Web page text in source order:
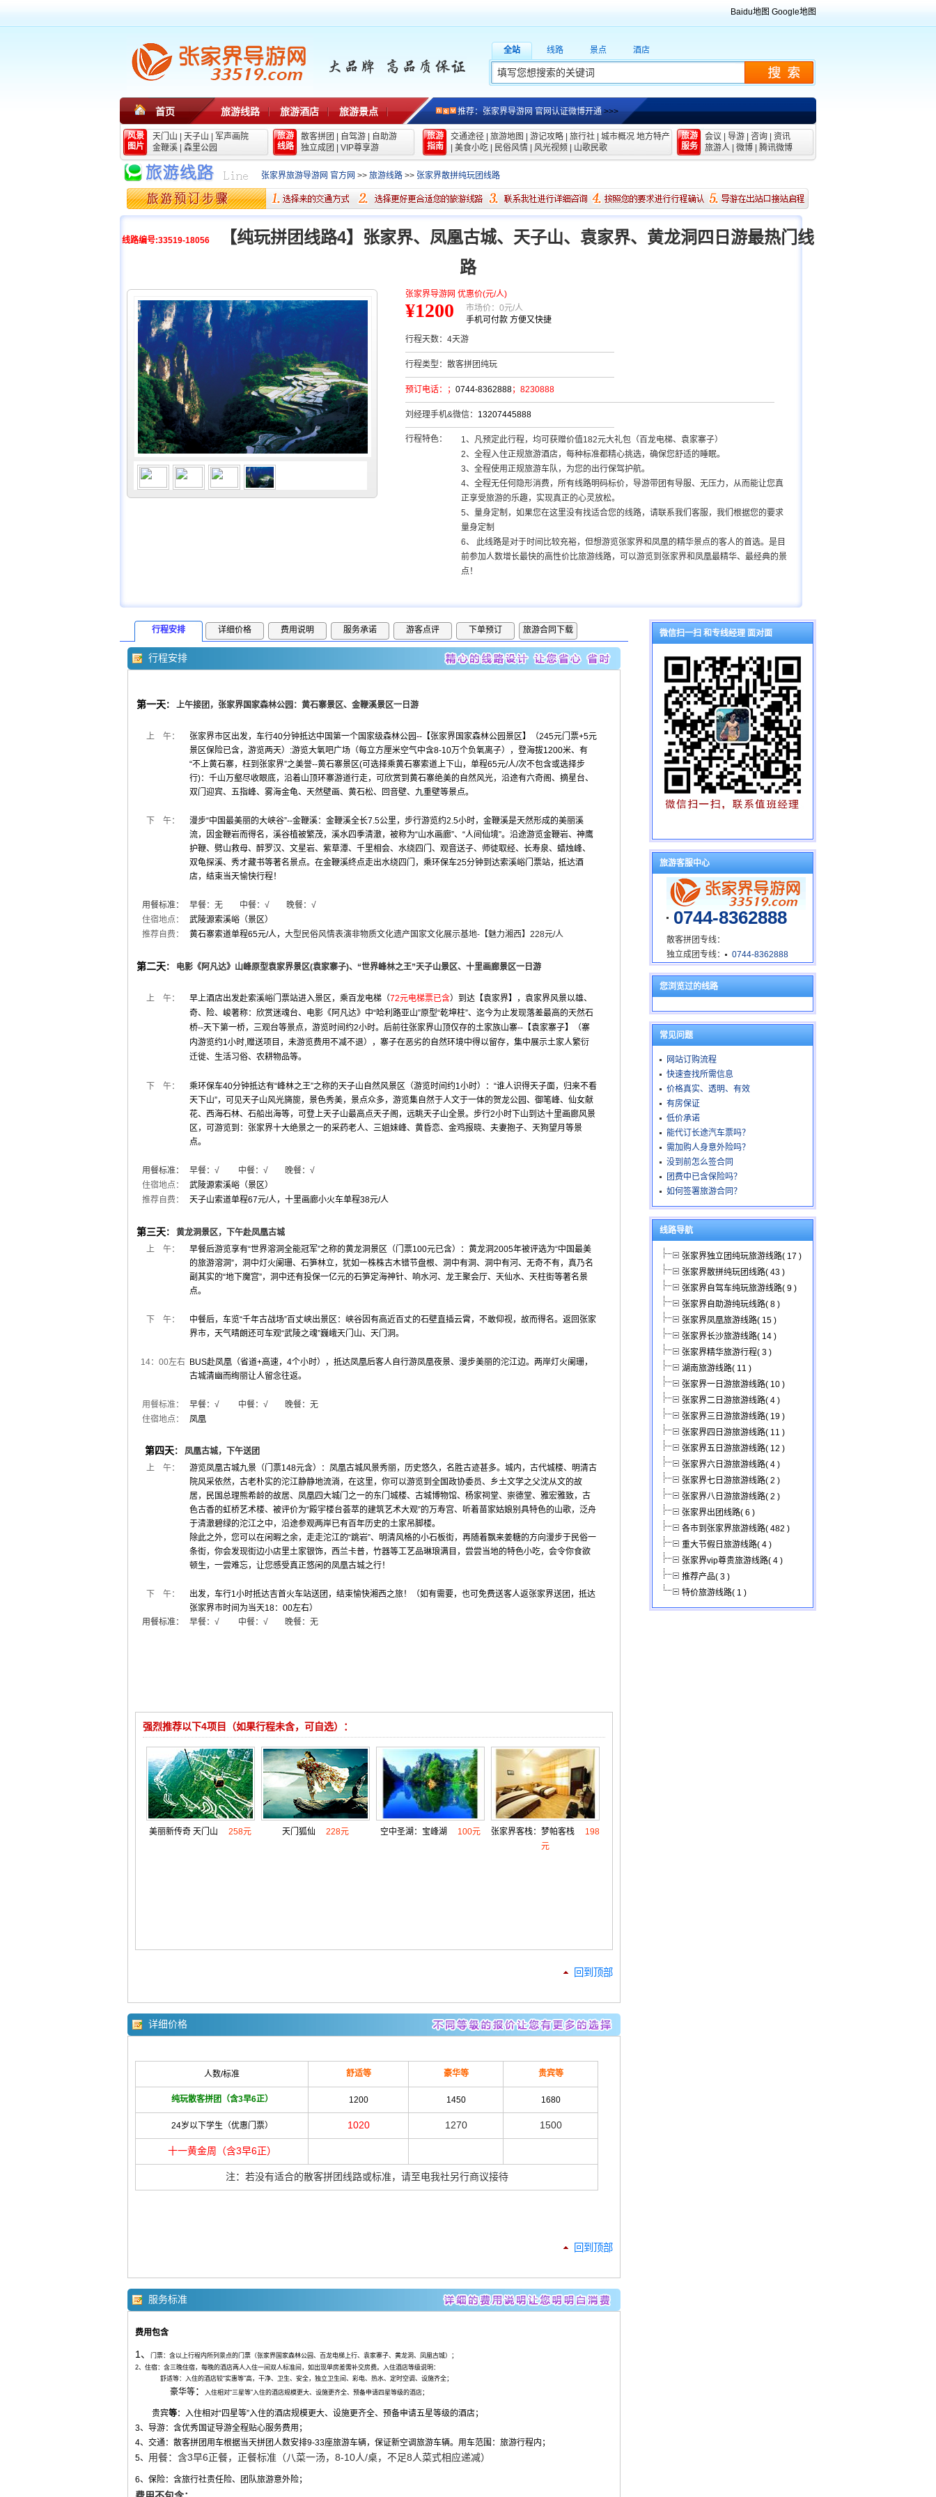
Baidu地图 Google地图
全站 线路 景点 酒店
首页 旅游线路 旅游酒店 旅游景点 推荐：张家界导游网 官网认证微博开通>>>
风景
图片
天门山 天子山
军声画院
金鞭溪
森里公园
旅游
线路
散客拼团 自驾游
自助游
独立成团
VIP尊享游
旅游
指南
交通途径 旅游地图 游记攻略 旅行社 城市概况 地方特产
美食小吃 民俗风情 风光视频 山歌民歌
旅游
服务
会议 导游 咨询
资讯
旅游人
微博 腾讯微博
张家界旅游导游网 官方网 >> 旅游线路 >> 张家界散拼纯玩团线路
线路编号:33519-18056
【纯玩拼团线路4】张家界、凤凰古城、天子山、袁家界、黄龙洞四日游最热门线
路
张家界导游网 优惠价(元/人)
¥1200
市场价：0元/人
手机可付款 方便又快捷
行程天数： 4天游
行程类型： 散客拼团纯玩
预订电话： ； 0744-8362888；8230888
刘经理手机&微信： 13207445888
行程特色：
1、凡预定此行程，均可获赠价值182元大礼包（百龙电梯、袁家寨子）
2、全程入住正规旅游酒店，每种标准都精心挑选，确保您舒适的睡眠。
3、全程使用正规旅游车队，为您的出行保驾护航。
4、全程无任何隐形消费，所有线路明码标价，导游带团有导服、无压力，从而能让您真
正享受旅游的乐趣，实现真正的心灵放松。
5、量身定制，如果您在这里没有找适合您的线路，请联系我们客服，我们根据您的要求
量身定制
6、 此线路是对于时间比较充裕，但想游览张家界和凤凰的精华景点的客人的首选。是目
前参加人数增长最快的高性价比旅游线路，可以游览到张家界和凤凰最精华、最经典的景
点！
行程安排 详细价格 费用说明 服务承诺 游客点评 下单预订 旅游合同下载
行程安排
第一天： 上午接团，张家界国家森林公园：黄石寨景区、金鞭溪景区一日游
上 午：
张家界市区出发，车行40分钟抵达中国第一个国家级森林公园--【张家界国家森林公园景区】（245元门票+5元
景区保险已含，游览两天）:游览大氧吧广场（每立方厘米空气中含8-10万个负氧离子），登海拔1200米、有
“不上黄石寨，枉到张家界”之美誉--黄石寨景区(可选择乘黄石寨索道上下山，单程65元/人/次不包含或选择步
行)：千山万壑尽收眼底，沿着山顶环寨游道行走，可欣赏到黄石寨绝美的自然风光，沿途有六奇阁、摘星台、
双门迎宾、五指峰、雾海金龟、天然壁画、黄石松、回音壁、九重壁等景点。
下 午：
漫步“中国最美丽的大峡谷”--金鞭溪：金鞭溪全长7.5公里，步行游览约2.5小时，金鞭溪是天然形成的美丽溪
流，因金鞭岩而得名，溪谷植被繁茂，溪水四季清澈，被称为“山水画廊”、“人间仙境”。沿途游览金鞭岩、神鹰
护鞭、劈山救母、醉罗汉、文星岩、紫草潭、千里相会、水绕四门、观音送子、师徒取经、长寿泉、蜡烛峰、
双龟探溪、秀才藏书等著名景点。在金鞭溪终点走出水绕四门，乘环保车25分钟到达索溪峪门票站，抵达酒
店，结束当天愉快行程！
用餐标准：
早餐：无 中餐：√ 晚餐：√
住宿地点：
武陵源索溪峪（景区）
推荐自费：
黄石寨索道单程65元/人， 大型民俗风情表演非物质文化遗产国家文化展示基地-【魅力湘西】228元/人
第二天： 电影《阿凡达》山峰原型袁家界景区(袁家寨子)、“世界峰林之王”天子山景区、十里画廊景区一日游
上 午： 早上酒店出发赴索溪峪门票站进入景区，乘百龙电梯（72元电梯票已含）到达【袁家界】，袁家界风景以雄、
奇、险、峻著称：欣赏迷魂台、电影《阿凡达》中“哈利路亚山”原型“乾坤柱”、迄今为止发现落差最高的天然石
桥--天下第一桥，三观台等景点，游览时间约2小时。后前往张家界山顶仅存的土家族山寨--【袁家寨子】（寨
内游览约1小时,赠送项目，未游览费用不减不退），寨子在恶劣的自然环境中得以留存，集中展示土家人繁衍
迁徙、生活习俗、农耕物品等。
下 午：
乘环保车40分钟抵达有“峰林之王”之称的天子山自然风景区（游览时间约1小时）：“谁人识得天子面，归来不看
天下山”，可见天子山风光旖旎，景色秀美，景点众多，游览集自然于人文于一体的贺龙公园、御笔峰、仙女献
花、西海石林、石船出海等，可登上天子山最高点天子阁，远眺天子山全景。步行2小时下山到达十里画廊风景
区，可游览到：张家界十大绝景之一的采药老人、三姐妹峰、黄昏恋、金鸡报晓、夫妻抱子、天狗望月等景
点。
用餐标准： 早餐：√ 中餐：√ 晚餐： √
住宿地点：
武陵源索溪峪（景区）
推荐自费：
天子山索道单程67元/人，十里画廊小火车单程38元/人
第三天：
黄龙洞景区，下午赴凤凰古城
上 午：
早餐后游览享有“世界溶洞全能冠军”之称的黄龙洞景区（门票100元已含）：黄龙洞2005年被评选为“中国最美
的旅游溶洞”，洞中灯火阑珊、石笋林立，犹如一株株古木错节盘根、洞中有洞、洞中有河、无奇不有，真乃名
副其实的“地下魔宫”，洞中还有投保一亿元的石笋定海神针、响水河、龙王聚会厅、天仙水、天柱街等著名景
点。
下 午：
中餐后，车览“千年古战场”百丈峡出景区：峡谷因有高近百丈的石壁直插云霄，不敢仰视，故而得名。返回张家
界市，天气晴朗还可车观“武陵之魂”巍峨天门山、天门洞。
14：00左右 BUS赴凤凰（省道+高速，4个小时），抵达凤凰后客人自行游凤凰夜景、漫步美丽的沱江边。两岸灯火阑珊，
古城清幽而绚丽让人留念往返。
用餐标准：
早餐：√ 中餐：√ 晚餐：无
住宿地点：
凤凰
第四天：
凤凰古城，下午送团
上 午：
游览凤凰古城九景（门票148元含）：凤凰古城风景秀丽，历史悠久，名胜古迹甚多。城内，古代城楼、明清古
院风采依然，古老朴实的沱江静静地流淌，在这里，你可以游览到全国政协委员、乡土文学之父沈从文的故
居，民国总理熊希龄的故居、凤凰四大城门之一的东门城楼、古城博物馆、杨家祠堂、崇德堂、雅宏雅致，古
色古香的虹桥艺术楼、被评价为“殿宇楼台荟萃的建筑艺术大观”的万寿宫、听着苗家姑娘别具特色的山歌，泛舟
于清澈碧绿的沱江之中，沿途参观两岸已有百年历史的土家吊脚楼。
除此之外，您可以在闲暇之余，走走沱江的“跳岩”、明清风格的小石板街，再随着飘来姜糖的方向漫步于民俗一
条街，你会发现街边小店里土家银饰，西兰卡普，竹器等工艺品琳琅满目，尝尝当地的特色小吃，会令你食欲
顿生，一尝难忘，让您感受真正悠闲的凤凰古城之行！
下 午：
出发，车行1小时抵达吉首火车站送团，结束愉快湘西之旅！（如有需要，也可免费送客人返张家界送团，抵达
张家界市时间为当天18：00左右）
用餐标准：
早餐：√ 中餐：√ 晚餐：无
强烈推荐以下4项目（如果行程未含，可自选）：
美丽新传奇 天门山 258元 天门狐仙 228元 空中圣湖：宝峰湖 100元 张家界客栈：梦帕客栈
198
元
回到顶部
详细价格
人数/标准 舒适等 豪华等 贵宾等
纯玩散客拼团（含3早6正） 1200 1450 1680
24岁以下学生（优惠门票） 1020 1270 1500
十一黄金周（含3早6正）
注：若没有适合的散客拼团线路或标准，请至电我社另行商议接待
回到顶部
服务标准
费用包含
1、
门票：含以上行程内所列景点的门票（张家界国家森林公园、百龙电梯上行、袁家寨子、黄龙洞、凤凰古城）；
2、住宿：含三晚住宿，每晚的酒店两人入住一间双人标准间，如出现单房差需补交房费。入住酒店等级说明：
舒适等：入住的酒店较“实惠等”高，干净、卫生、安全，独立卫生间、彩电、热水、定时空调、设施齐全；
豪华等： 入住相对“三星等”入住的酒店规模更大、设施更齐全、预备申请四星等级的酒店；
贵宾等：入住相对“四星等”入住的酒店规模更大、设施更齐全、预备申请五星等级的酒店；
3、导游：含优秀国证导游全程贴心服务费用；
4、交通：散客拼团用车根据当天拼团人数安排9-33座旅游车辆，保证新空调旅游车辆。用车范围：旅游行程内；
5、 用餐：含3早6正餐，正餐标准（八菜一汤，8-10人/桌，不足8人菜式相应递减）
6、保险：含旅行社责任险、团队旅游意外险；
微信扫一扫 和专线经理 面对面
旅游客服中心
0744-8362888
散客拼团专线：
独立成团专线：
0744-8362888
您浏览过的线路
常见问题
网站订购流程
快速查找所需信息
价格真实、透明、有效
有房保证
低价承诺
能代订长途汽车票吗？
需加购人身意外险吗？
没到前怎么签合同
团费中已含保险吗？
如何签署旅游合同？
线路导航
张家界独立团纯玩旅游线路( 17 )
张家界散拼纯玩团线路( 43 )
张家界自驾车纯玩旅游线路( 9 )
张家界自助游纯玩线路( 8 )
张家界凤凰旅游线路( 15 )
张家界长沙旅游线路( 14 )
张家界精华旅游行程( 3 )
湖南旅游线路( 11 )
张家界一日游旅游线路( 10 )
张家界二日游旅游线路( 4 )
张家界三日游旅游线路( 19 )
张家界四日游旅游线路( 11 )
张家界五日游旅游线路( 12 )
张家界六日游旅游线路( 4 )
张家界七日游旅游线路( 2 )
张家界八日游旅游线路( 2 )
张家界出团线路( 6 )
各市到张家界旅游线路( 482 )
重大节假日旅游线路( 4 )
张家界vip尊贵旅游线路( 4 )
推荐产品( 3 )
特价旅游线路( 1 )